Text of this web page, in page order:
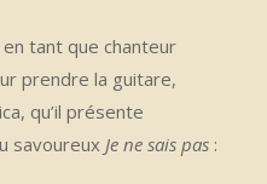
tant que chanteur
prendre la guitare,
qu’il présente
savoureux Je ne sais pas :